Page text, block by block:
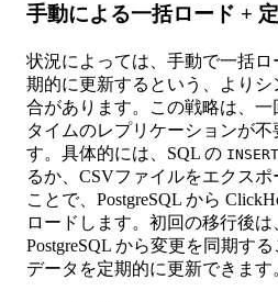
手動による一括ロード +
状況によっては、手動で一括
期的に更新するという、より
合があります。この戦略は、
タイムのレプリケーションが
す。具体的には、SQL の INSERT
るか、CSVファイルをエクス
ことで、PostgreSQL から
ロードします。初回の移行後
PostgreSQL から変更を同期す
データを定期的に更新できます